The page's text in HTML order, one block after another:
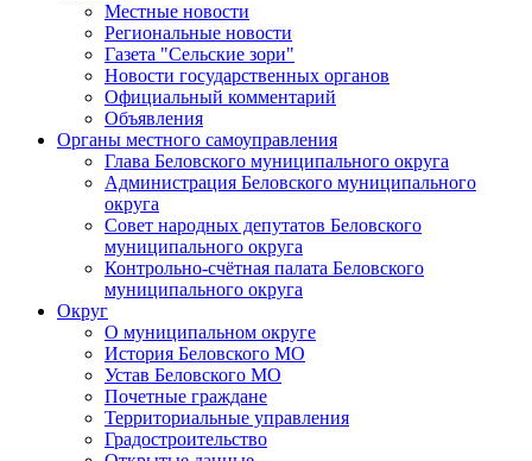
Местные новости
Региональные новости
Газета "Сельские зори"
Новости государственных органов
Официальный комментарий
Объявления
Органы местного самоуправления
Глава Беловского муниципального округа
Администрация Беловского муниципального
округа
Совет народных депутатов Беловского
муниципального округа
Контрольно-счётная палата Беловского
муниципального округа
Округ
О муниципальном округе
История Беловского МО
Устав Беловского МО
Почетные граждане
Территориальные управления
Градостроительство